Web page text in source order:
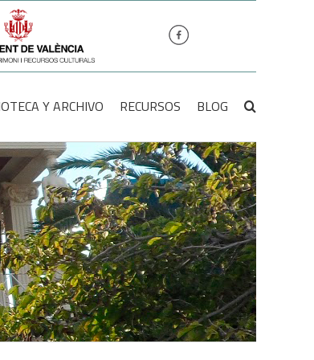
Y ARCHIVO RECURSOS BLOG